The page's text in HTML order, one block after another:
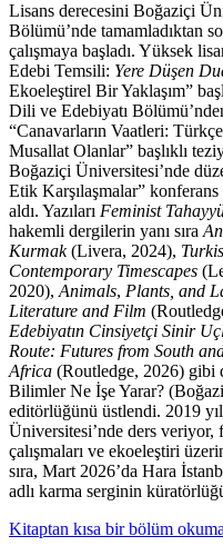
Lisans derecesini Boğaziçi
Bölümü’nde tamamladıktan
çalışmaya başladı. Yüksek
Edebi Temsili: Yere Düşen
Ekoeleştirel Bir Yaklaşım”
Dili ve Edebiyatı
“Canavarların Vaatleri:
Musallat Olanlar” başlıklı
Boğaziçi Üniversitesi’nde
Etik Karşılaşmalar”
aldı. Yazıları Feminist
hakemli dergilerin yanı sıra
Kurmak(Livera, 2024),
Contemporary Timescapes
2020), Animals, Plants, and
Literature and Film
Edebiyatın Cinsiyetçi Sinir
Route: Futures from South
Africa (Routledge, 2026) gibi
Bilimler Ne İşe Yarar?
editörlüğünü üstlendi. 2019
Üniversitesi’nde ders
çalışmaları ve ekoeleştiri
sıra, Mart 2026’da Hara
adlı karma serginin
Kitaptan kısa bir bölüm